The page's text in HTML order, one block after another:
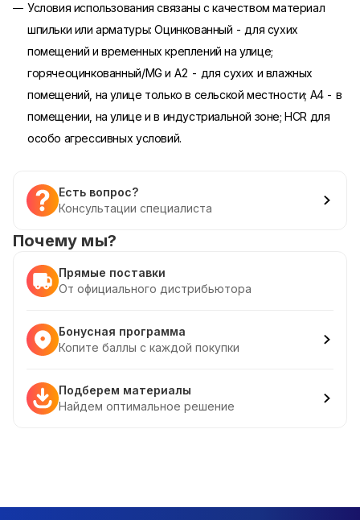
Условия использования связаны с качеством материал
шпильки или арматуры: Оцинкованный - для сухих
помещений и временных креплений на улице;
горячеоцинкованный/MG и A2 - для сухих и влажных
помещений, на улице только в сельской местности; A4 - в
помещении, на улице и в индустриальной зоне; HCR для
особо агрессивных условий.
Есть вопрос?
Консультации специалиста
Почему мы?
Прямые поставки
От официального дистрибьютора
Бонусная программа
Копите баллы с каждой покупки
Подберем материалы
Найдем оптимальное решение